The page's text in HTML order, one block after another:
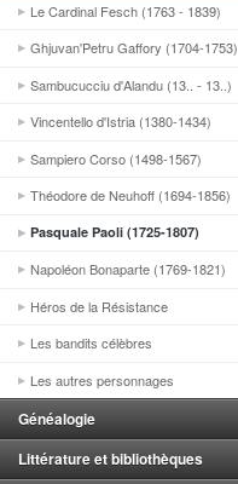
Le Cardinal Fesch (1763 - 1839)
Ghjuvan'Petru Gaffory (1704-1753)
Sambucucciu d'Alandu (13.. - 13..)
Vincentello d'Istria (1380-1434)
Sampiero Corso (1498-1567)
Théodore de Neuhoff (1694-1856)
Pasquale Paoli (1725-1807)
Napoléon Bonaparte (1769-1821)
Héros de la Résistance
Les bandits célèbres
Les autres personnages
Généalogie
Littérature et bibliothèques